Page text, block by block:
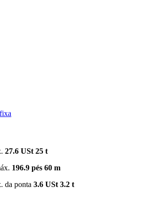
27.6 USt 25 t
196.9 pés 60 m
da ponta 3.6 USt 3.2 t